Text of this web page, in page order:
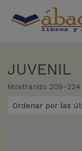
JUVENIL
Mostrando
Ordenar por las